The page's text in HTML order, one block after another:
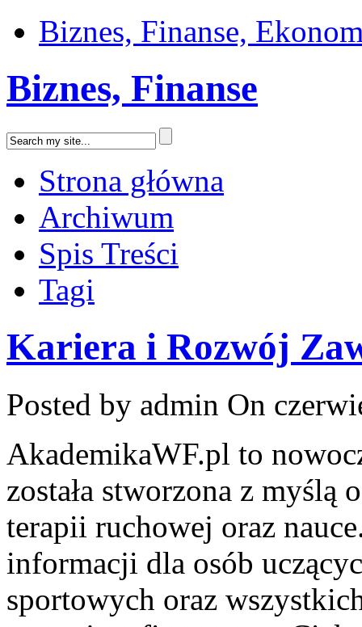
Biznes, Finanse,
Biznes, Finanse
Strona główna
Archiwum
Spis Treści
Tagi
Kariera i Rozwój
Posted by admin On
AkademikaWF.pl to
została stworzona z
terapii ruchowej oraz
informacji dla osób
sportowych oraz